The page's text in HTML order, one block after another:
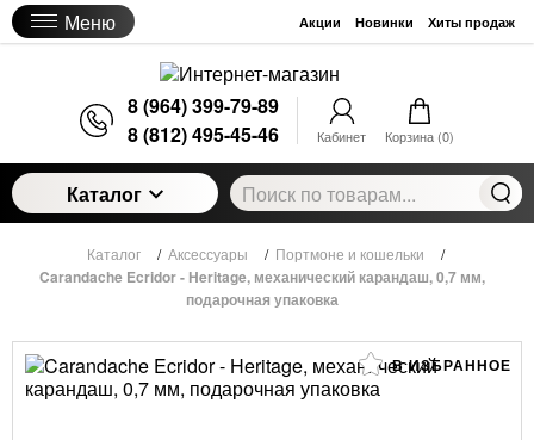
Меню Акции Новинки Хиты продаж
8 (964) 399-79-89
8 (812) 495-45-46
Кабинет Корзина (0)
Каталог
Каталог / Аксессуары / Портмоне и кошельки /
Carandache Ecridor - Heritage, механический карандаш, 0,7 мм,
подарочная упаковка
В ИЗБРАННОЕ